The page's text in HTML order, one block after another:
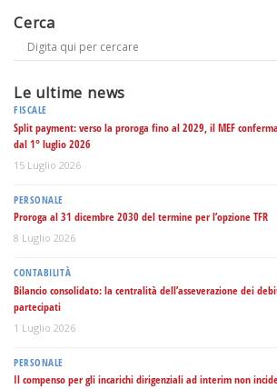
Cerca
Le ultime news
FISCALE
Split payment: verso la proroga fino al 2029, il MEF
dal 1° luglio 2026
15 Luglio 2026
PERSONALE
Proroga al 31 dicembre 2030 del termine per l’opzione TFR
8 Luglio 2026
CONTABILITÀ
Bilancio consolidato: la centralità dell’asseverazione dei
partecipati
1 Luglio 2026
PERSONALE
Il compenso per gli incarichi dirigenziali ad interim non